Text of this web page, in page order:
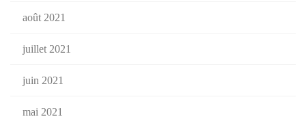
août 2021
juillet 2021
juin 2021
mai 2021